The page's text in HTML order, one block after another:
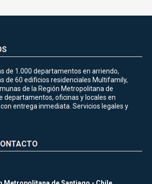
de 1.000 departamentos en arriendo,
de 60 edificios residenciales Multifamily,
de la Región Metropolitana de
departamentos, oficinas y locales en
entrega inmediata. Servicios legales y